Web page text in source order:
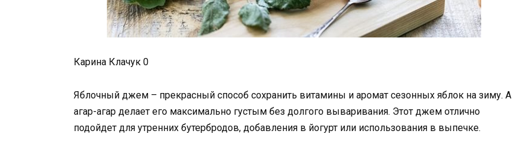
Карина Клачук 0
Яблочный джем – прекрасный способ сохранить витамины и аромат сезонных яблок на зиму. А
агар-агар делает его максимально густым без долгого вываривания. Этот джем отлично
подойдет для утренних бутербродов, добавления в йогурт или использования в выпечке.